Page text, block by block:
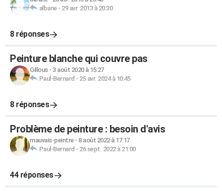
albane- 29 avr. 2013 à 20:30
8 réponses
Peinture blanche qui couvre pas
Gillous- 3 août 2020 à 15:27
Paul-Bernard - 25 avr. 2024 à 10:45
8 réponses
Problème de peinture : besoin d'avis
mauvais-peintre- 8 août 2022 à 17:17
Paul-Bernard - 26 sept. 2022 à 21:00
44 réponses